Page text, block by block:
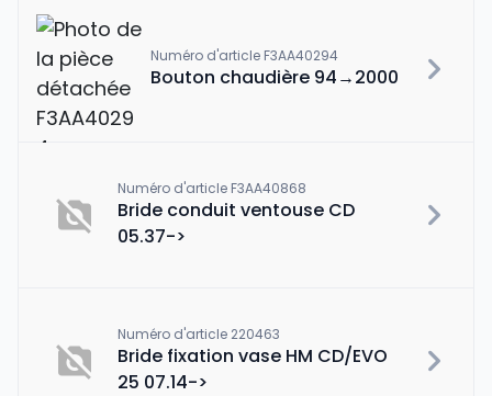
Numéro d'article F3AA40294
Bouton chaudière 94→2000
Numéro d'article F3AA40868
Bride conduit ventouse CD
05.37->
Numéro d'article 220463
Bride fixation vase HM CD/EVO
25 07.14->